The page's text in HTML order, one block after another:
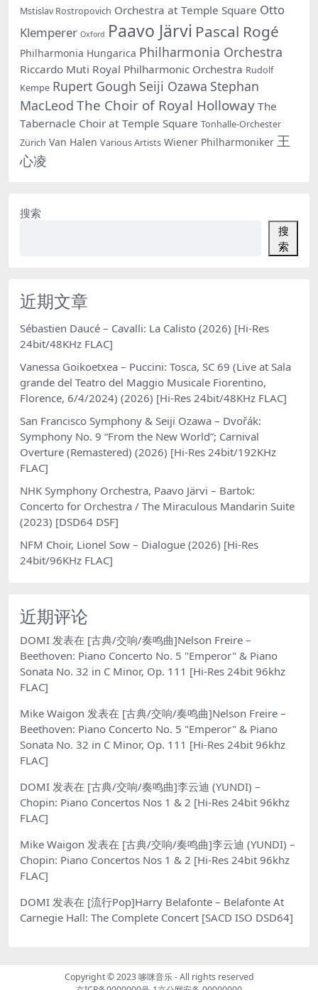
Mstislav Rostropovich Orchestra at Temple Square Otto
Klemperer Oxford Paavo Järvi Pascal Rogé
Philharmonia Hungarica Philharmonia Orchestra
Riccardo Muti Royal Philharmonic Orchestra Rudolf
Kempe Rupert Gough Seiji Ozawa Stephan
MacLeod The Choir of Royal Holloway The
Tabernacle Choir at Temple Square Tonhalle-Orchester
Zürich Van Halen Various Artists Wiener Philharmoniker 王
心凌
搜索
搜
索
近期文章
Sébastien Daucé – Cavalli: La Calisto (2026) [Hi-Res
24bit/48KHz FLAC]
Vanessa Goikoetxea – Puccini: Tosca, SC 69 (Live at Sala
grande del Teatro del Maggio Musicale Fiorentino,
Florence, 6/4/2024) (2026) [Hi-Res 24bit/48KHz FLAC]
San Francisco Symphony & Seiji Ozawa – Dvořák:
Symphony No. 9 “From the New World”; Carnival
Overture (Remastered) (2026) [Hi-Res 24bit/192KHz
FLAC]
NHK Symphony Orchestra, Paavo Järvi – Bartok:
Concerto for Orchestra / The Miraculous Mandarin Suite
(2023) [DSD64 DSF]
NFM Choir, Lionel Sow – Dialogue (2026) [Hi-Res
24bit/96KHz FLAC]
近期评论
DOMI 发表在 [古典/交响/奏鸣曲]Nelson Freire –
Beethoven: Piano Concerto No. 5 "Emperor" & Piano
Sonata No. 32 in C Minor, Op. 111 [Hi-Res 24bit 96khz
FLAC]
Mike Waigon 发表在 [古典/交响/奏鸣曲]Nelson Freire –
Beethoven: Piano Concerto No. 5 "Emperor" & Piano
Sonata No. 32 in C Minor, Op. 111 [Hi-Res 24bit 96khz
FLAC]
DOMI 发表在 [古典/交响/奏鸣曲]李云迪 (YUNDI) –
Chopin: Piano Concertos Nos 1 & 2 [Hi-Res 24bit 96khz
FLAC]
Mike Waigon 发表在 [古典/交响/奏鸣曲]李云迪 (YUNDI) –
Chopin: Piano Concertos Nos 1 & 2 [Hi-Res 24bit 96khz
FLAC]
DOMI 发表在 [流行Pop]Harry Belafonte – Belafonte At
Carnegie Hall: The Complete Concert [SACD ISO DSD64]
Copyright © 2023哆咪音乐- All rights reserved